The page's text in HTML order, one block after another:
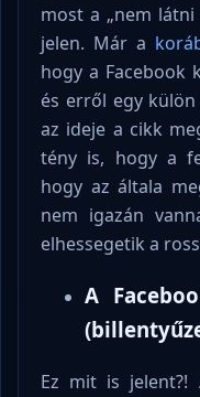
most a „nem
jelen. Már a
hogy a Facebook
és erről egy
az ideje a cikk
tény is, hogy a
hogy az általa
nem igazán
elhessegetik a
A
Ez mit is jelent?!